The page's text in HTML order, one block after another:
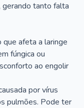
gerando tanto falta
afeta a laringe
fúngica ou
ao engolir
por vírus
pulmões. Pode ter